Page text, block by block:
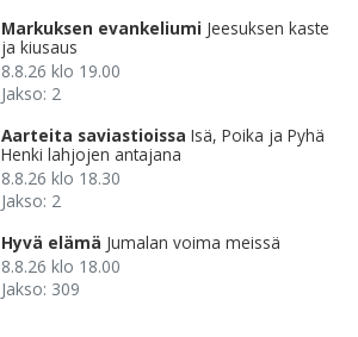
Markuksen evankeliumi Jeesuksen kaste
ja kiusaus
8.8.26 klo 19.00
Jakso: 2
Aarteita saviastioissa Isä, Poika ja Pyhä
Henki lahjojen antajana
8.8.26 klo 18.30
Jakso: 2
Hyvä elämä Jumalan voima meissä
8.8.26 klo 18.00
Jakso: 309